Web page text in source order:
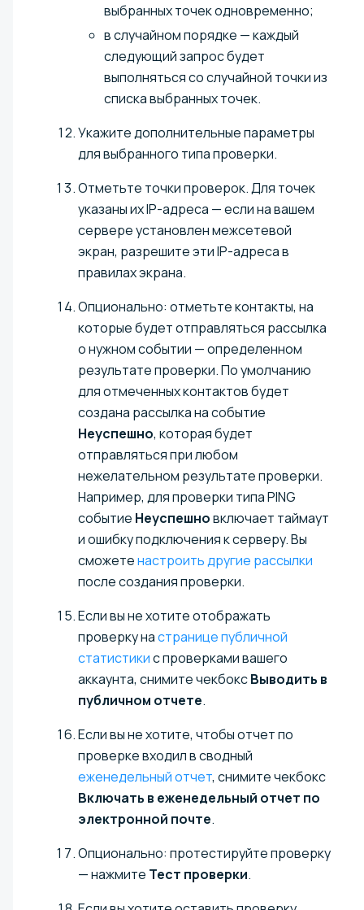
выбранных точек одновременно;
в случайном порядке — каждый
следующий запрос будет
выполняться со случайной точки из
списка выбранных точек.
Укажите дополнительные параметры
для выбранного типа проверки.
Отметьте точки проверок. Для точек
указаны их IP-адреса — если на вашем
сервере установлен межсетевой
экран, разрешите эти IP-адреса в
правилах экрана.
Опционально: отметьте контакты, на
которые будет отправляться рассылка
о нужном событии — определенном
результате проверки. По умолчанию
для отмеченных контактов будет
создана рассылка на событие
Неуспешно, которая будет
отправляться при любом
нежелательном результате проверки.
Например, для проверки типа PING
событие Неуспешновключает таймаут
и ошибку подключения к серверу. Вы
сможетенастроить другие рассылки
после создания проверки.
Если вы не хотите отображать
проверку настранице публичной
статистикис проверками вашего
аккаунта, снимите чекбоксВыводить в
публичном отчете.
Если вы не хотите, чтобы отчет по
проверке входил в сводный
еженедельный отчет, снимите чекбокс
Включать в еженедельный отчет по
электронной почте.
Опционально: протестируйте проверку
— нажмите Тест проверки.